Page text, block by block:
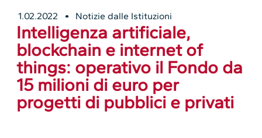
1.02.2022 Notizie dalle Istituzioni
Intelligenza artificiale,
blockchain e internet of
things: operativo il Fondo da
15 milioni di euro per
progetti di pubblici e privati